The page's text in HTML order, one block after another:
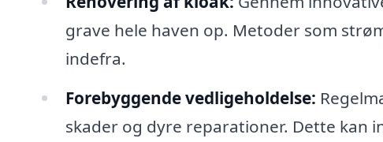
grave hele haven op. Metoder som
indefra.
Forebyggende vedligeholdelse:
skader og dyre reparationer. Dette kan